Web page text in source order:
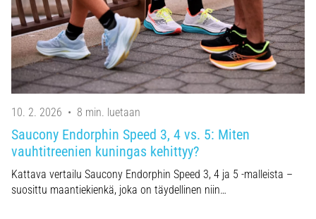
10. 2. 2026 • 8 min. luetaan
Saucony Endorphin Speed 3, 4 vs. 5: Miten
vauhtitreenien kuningas kehittyy?
Kattava vertailu Saucony Endorphin Speed 3, 4 ja 5 -malleista –
suosittu maantiekienkä, joka on täydellinen niin…